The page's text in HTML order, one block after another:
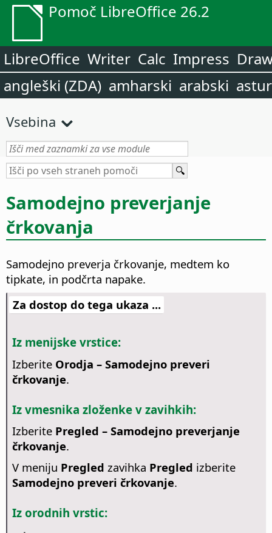
Pomoč LibreOffice 26.2
LibreOffice Writer Calc Impress
angleški (ZDA) amharski arabski
Vsebina
Samodejno preverjanje
črkovanja
Samodejno preverja črkovanje, medtem ko
tipkate, in podčrta napake.
Za dostop do tega ukaza ...
Iz menijske vrstice:
Izberite Orodja – Samodejno preveri
črkovanje.
Iz vmesnika zloženke v zavihkih:
Izberite Pregled – Samodejno preverjanje
črkovanje.
V meniju Pregled zavihka Pregled izberite
Samodejno preveri črkovanje.
Iz orodnih vrstic: